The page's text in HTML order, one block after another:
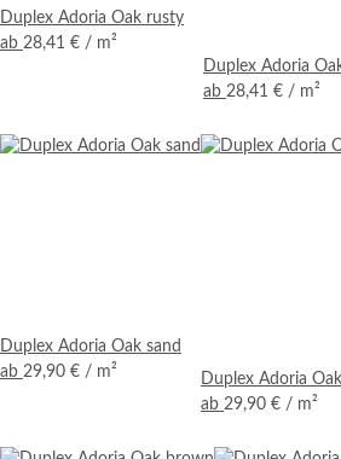
Duplex Adoria Oak rusty
ab 28,41 € / m²
Duplex Adoria
ab 28,41 € / m²
Duplex Adoria Oak sand
ab 29,90 € / m²
Duplex Adoria
ab 29,90 € / m²